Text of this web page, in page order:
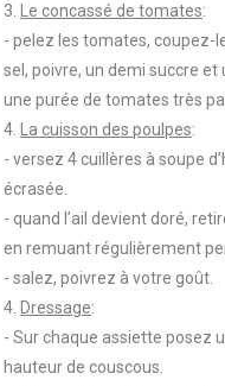
3.
Le concassé de tomates:
- pelez les tomates, coupez-
sel, poivre, un demi succre
une purée de tomates très
4.
La cuisson des poulpes:
- versez 4 cuillères à soupe
écrasée.
- quand l’ail devient doré,
en remuant régulièrement
- salez, poivrez à votre goût.
4. Dressage:
- Sur chaque assiette posez
hauteur de couscous.